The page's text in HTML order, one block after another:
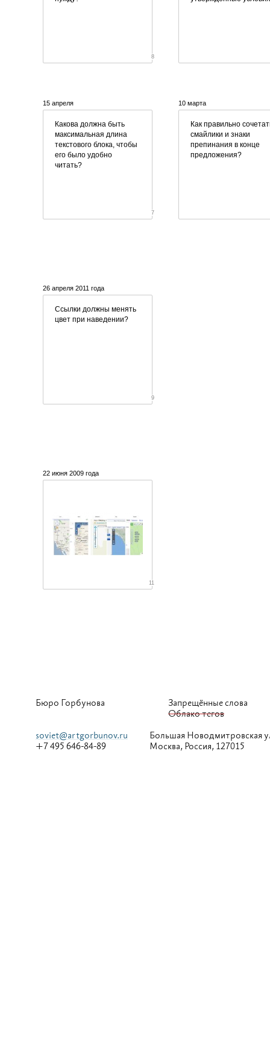
8
15 апреля
Какова должна быть
максимальная длина
текстового блока, чтобы
его было удобно
читать?
7
10 марта
Как правильно
смайлики и знаки
препинания в конце
предложения?
26 апреля 2011 года
Ссылки должны менять
цвет при наведении?
9
22 июня 2009 года
11
Бюро Горбунова
Запрещённые слова
Облако тегов
soviet@artgorbunov.ru
+7 495 646-84-89
Большая Новодмитровская
Москва, Россия, 127015